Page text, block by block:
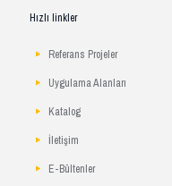
Hızlı linkler
Referans Projeler
Uygulama Alanları
Katalog
İletişim
E-Bültenler